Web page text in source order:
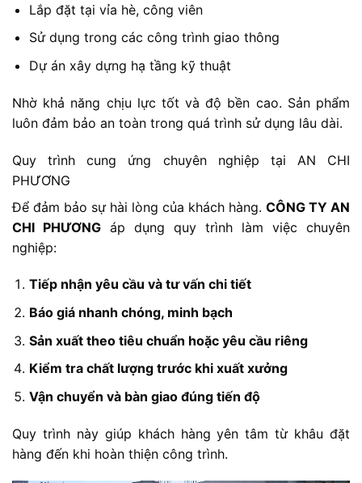
Lắp đặt tại vỉa hè, công viên
Sử dụng trong các công trình giao thông
Dự án xây dựng hạ tầng kỹ thuật
Nhờ khả năng chịu lực tốt và độ bền cao. Sản phẩm
luôn đảm bảo an toàn trong quá trình sử dụng lâu dài.
Quy trình cung ứng chuyên nghiệp tại AN CHI
PHƯƠNG
Để đảm bảo sự hài lòng của khách hàng. CÔNG TY AN
CHI PHƯƠNG áp dụng quy trình làm việc chuyên
nghiệp:
Tiếp nhận yêu cầu và tư vấn chi tiết
Báo giá nhanh chóng, minh bạch
Sản xuất theo tiêu chuẩn hoặc yêu cầu riêng
Kiểm tra chất lượng trước khi xuất xưởng
Vận chuyển và bàn giao đúng tiến độ
Quy trình này giúp khách hàng yên tâm từ khâu đặt
hàng đến khi hoàn thiện công trình.